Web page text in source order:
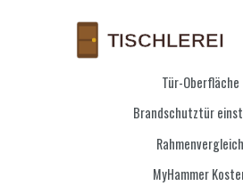
Tür-Oberfläche
Brandschutztür
Rahmenvergleich
MyHammer